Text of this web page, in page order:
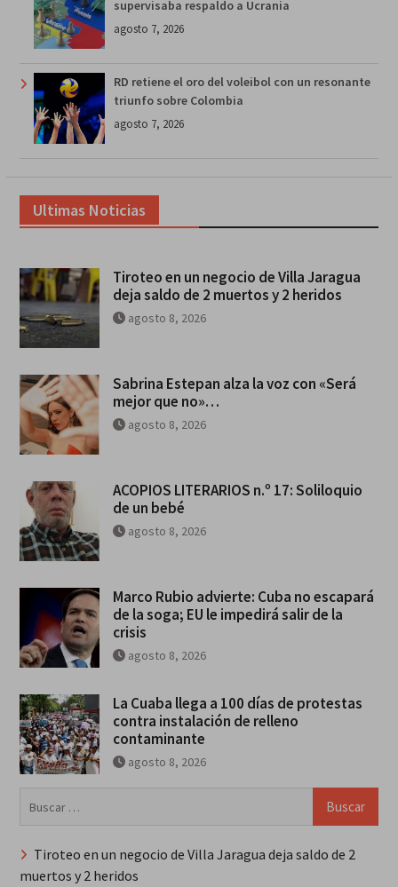
supervisaba respaldo a Ucrania
agosto 7, 2026
RD retiene el oro del voleibol con un resonante
triunfo sobre Colombia
agosto 7, 2026
Ultimas Noticias
Tiroteo en un negocio de Villa Jaragua
deja saldo de 2 muertos y 2 heridos
agosto 8, 2026
Sabrina Estepan alza la voz con «Será
mejor que no»…
agosto 8, 2026
ACOPIOS LITERARIOS n.º 17: Soliloquio
de un bebé
agosto 8, 2026
Marco Rubio advierte: Cuba no escapará
de la soga; EU le impedirá salir de la
crisis
agosto 8, 2026
La Cuaba llega a 100 días de protestas
contra instalación de relleno
contaminante
agosto 8, 2026
Tiroteo en un negocio de Villa Jaragua deja saldo de 2
muertos y 2 heridos